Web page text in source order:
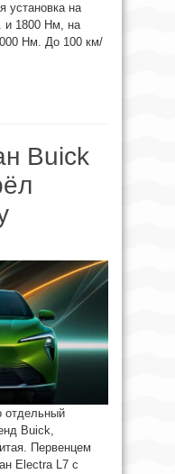
установка на
и 1800 Нм, на
Нм. До 100 км/
Buick
отдельный
Buick,
Первенцем
Electra L7 с